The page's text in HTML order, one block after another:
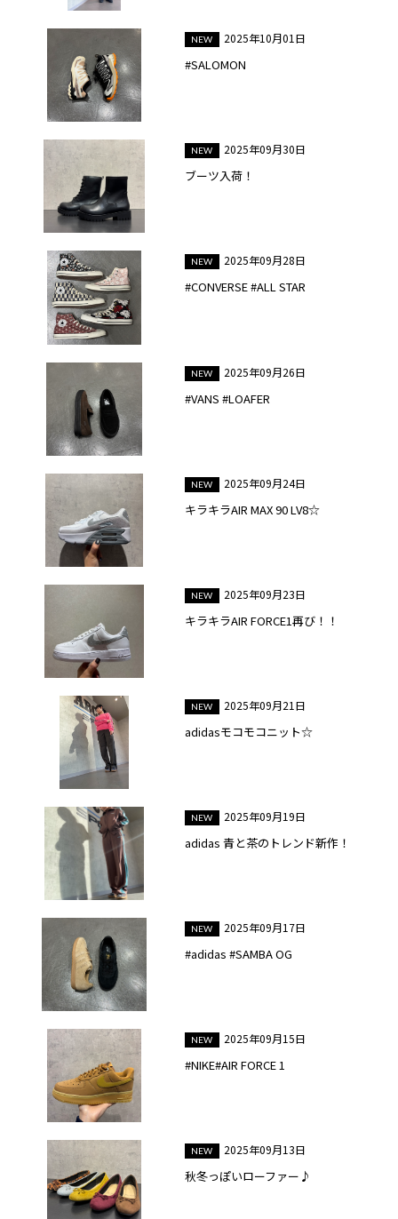
2025年10月01日
#SALOMON
2025年09月30日
ブーツ入荷！
2025年09月28日
#CONVERSE #ALL STAR
2025年09月26日
#VANS #LOAFER
2025年09月24日
キラキラAIR MAX 90 LV8☆
2025年09月23日
キラキラAIR FORCE1再び！！
2025年09月21日
adidasモコモコニット☆
2025年09月19日
adidas 青と茶のトレンド新作！
2025年09月17日
#adidas #SAMBA OG
2025年09月15日
#NIKE#AIR FORCE 1
2025年09月13日
秋冬っぽいローファー♪